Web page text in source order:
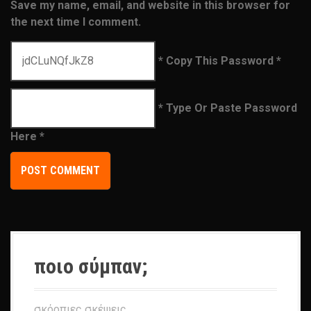
Save my name, email, and website in this browser for
the next time I comment.
* Copy This Password *
* Type Or Paste Password
Here *
ποιο σύμπαν;